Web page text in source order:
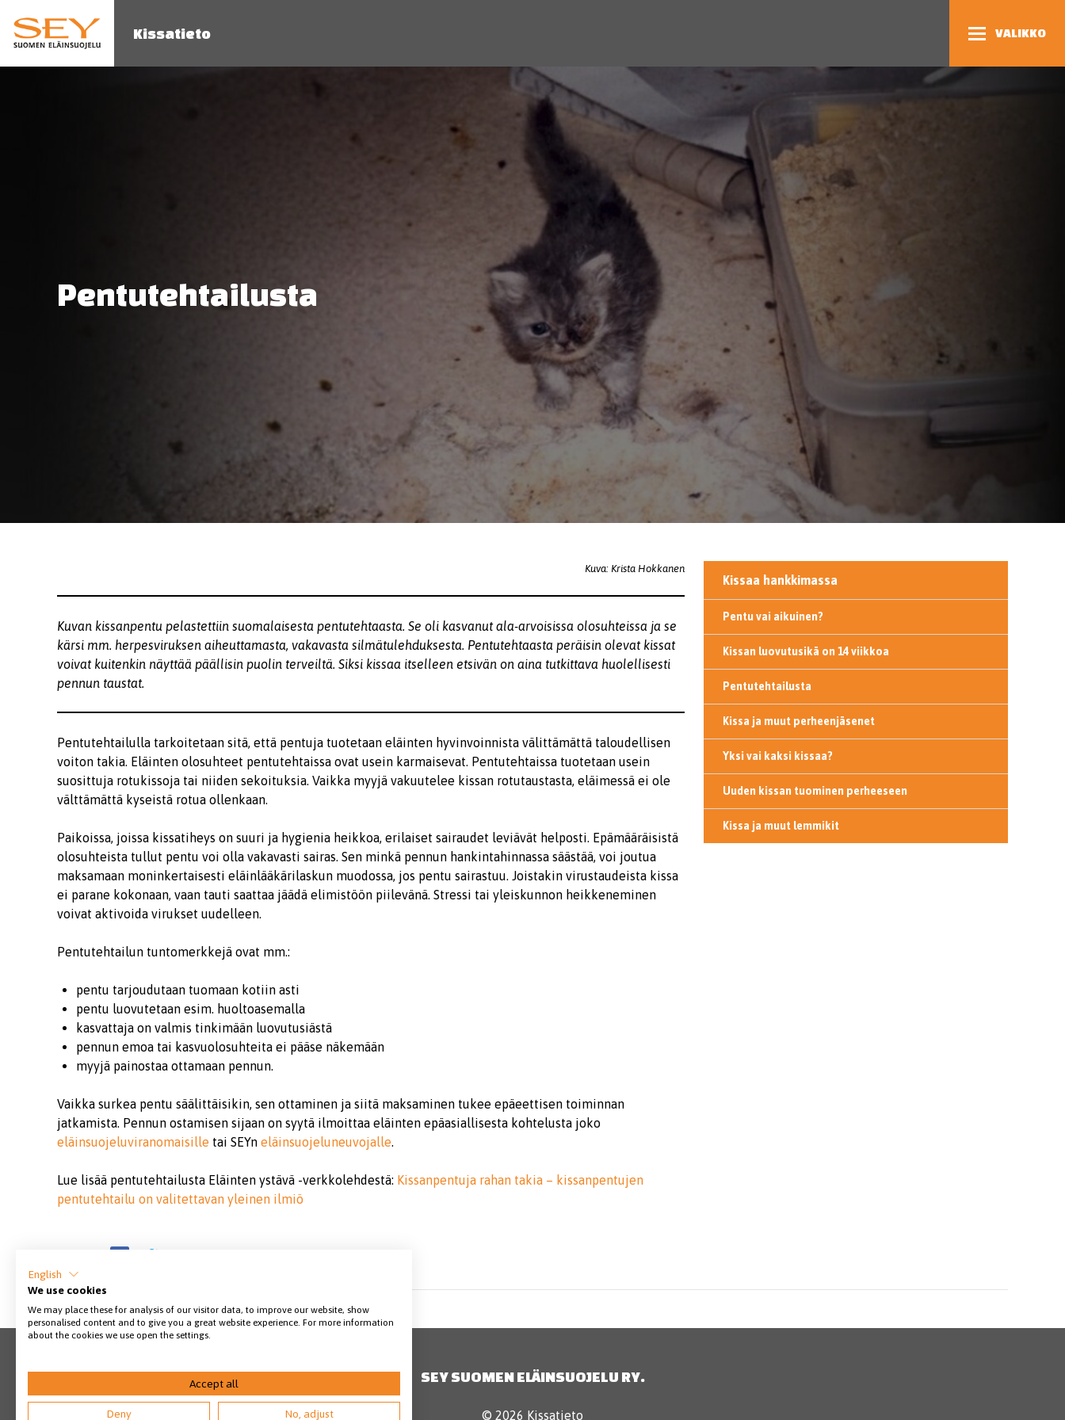
Kissatieto VALIKKO
Pentutehtailusta
Kuva: Krista Hokkanen
Kuvan kissanpentu pelastettiin suomalaisesta pentutehtaasta. Se oli kasvanut ala-arvoisissa olosuhteissa ja se
kärsi mm. herpesviruksen aiheuttamasta, vakavasta silmätulehduksesta. Pentutehtaasta peräisin olevat kissat
voivat kuitenkin näyttää päällisin puolin terveiltä. Siksi kissaa itselleen etsivän on aina tutkittava huolellisesti
pennun taustat.
Pentutehtailulla tarkoitetaan sitä, että pentuja tuotetaan eläinten hyvinvoinnista välittämättä taloudellisen
voiton takia. Eläinten olosuhteet pentutehtaissa ovat usein karmaisevat. Pentutehtaissa tuotetaan usein
suosittuja rotukissoja tai niiden sekoituksia. Vaikka myyjä vakuutelee kissan rotutaustasta, eläimessä ei ole
välttämättä kyseistä rotua ollenkaan.
Paikoissa, joissa kissatiheys on suuri ja hygienia heikkoa, erilaiset sairaudet leviävät helposti. Epämääräisistä
olosuhteista tullut pentu voi olla vakavasti sairas. Sen minkä pennun hankintahinnassa säästää, voi joutua
maksamaan moninkertaisesti eläinlääkärilaskun muodossa, jos pentu sairastuu. Joistakin virustaudeista kissa
ei parane kokonaan, vaan tauti saattaa jäädä elimistöön piilevänä. Stressi tai yleiskunnon heikkeneminen
voivat aktivoida virukset uudelleen.
Pentutehtailun tuntomerkkejä ovat mm.:
pentu tarjoudutaan tuomaan kotiin asti
pentu luovutetaan esim. huoltoasemalla
kasvattaja on valmis tinkimään luovutusiästä
pennun emoa tai kasvuolosuhteita ei pääse näkemään
myyjä painostaa ottamaan pennun.
Vaikka surkea pentu säälittäisikin, sen ottaminen ja siitä maksaminen tukee epäeettisen toiminnan
jatkamista. Pennun ostamisen sijaan on syytä ilmoittaa eläinten epäasiallisesta kohtelusta joko
eläinsuojeluviranomaisille tai SEYn eläinsuojeluneuvojalle.
Lue lisää pentutehtailusta Eläinten ystävä -verkkolehdestä: Kissanpentuja rahan takia – kissanpentujen
pentutehtailu on valitettavan yleinen ilmiö
Kissaa hankkimassa
Pentu vai aikuinen?
Kissan luovutusikä on 14 viikkoa
Pentutehtailusta
Kissa ja muut perheenjäsenet
Yksi vai kaksi kissaa?
Uuden kissan tuominen perheeseen
Kissa ja muut lemmikit
SEY SUOMEN ELÄINSUOJELU RY.
© 2026 Kissatieto
English
We use cookies
We may place these for analysis of our visitor data, to improve our website, show
personalised content and to give you a great website experience. For more information
about the cookies we use open the settings.
Accept all
Deny No, adjust